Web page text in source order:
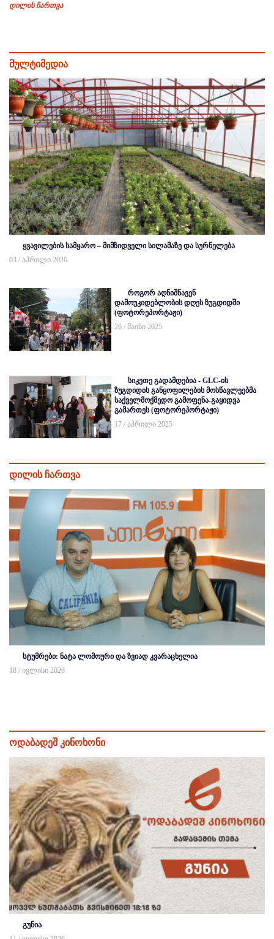
დილის ჩართვა
მულტიმედია
ყვავილების სამყარო – მიმზიდველი სილამაზე და სურნელება
03 / აპრილი 2026
როგორ აღნიშნავენ
დამოუკიდებლობის დღეს ზუგდიდში
(ფოტორეპორტაჟი)
26 / მაისი 2025
სიკეთე გადამდებია - GLC-ის
ზუგდიდის განყოფილების მოსწავლეებმა
საქველმოქმედო გამოფენა-გაყიდვა
გამართეს (ფოტორეპორტაჟი)
17 / აპრილი 2025
დილის ჩართვა
სტუმრები: ნატა ლომოური და ზვიად კვარაცხელია
18 / ივლისი 2026
ოდაბადეშ კინოხონი
გუნია